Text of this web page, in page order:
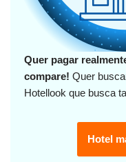
Quer pagar
compare! Quer
Hotellook que busca
Hotel